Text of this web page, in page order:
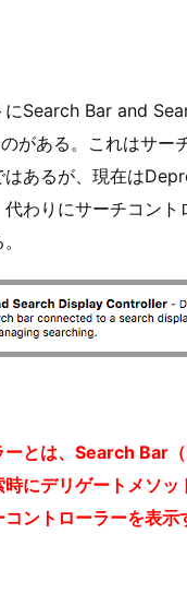
にSearch Bar and
がある。これはサー
はあるが、現在は
わりにサーチコント
ーとは、Search Bar
にデリゲートメソッ
ントローラーを表示